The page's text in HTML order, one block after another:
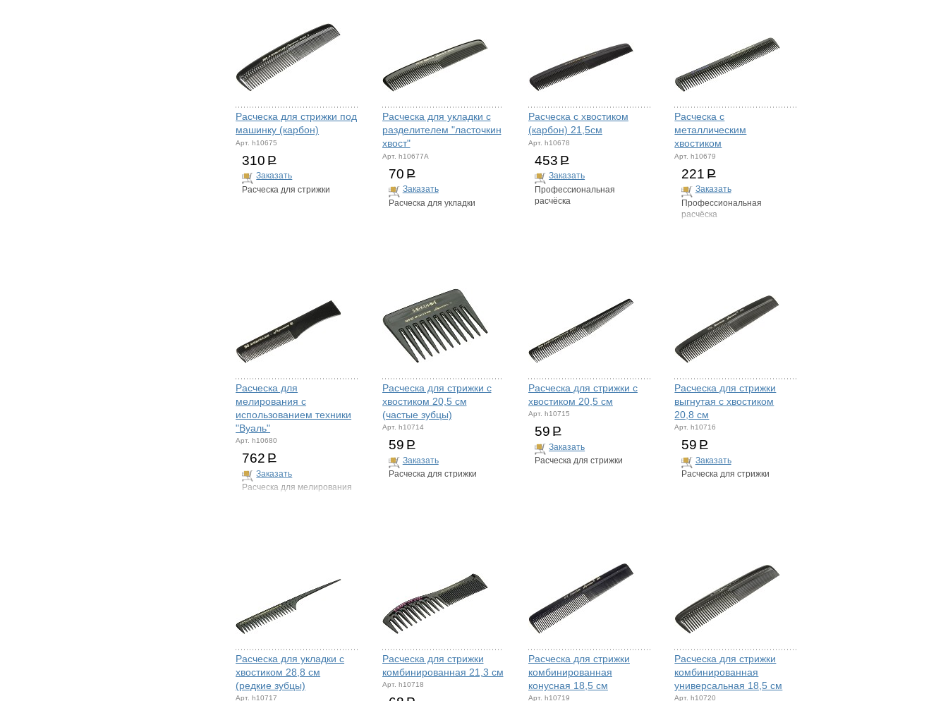
Расческа для стрижки под
машинку (карбон)
Арт. h10675
310 Р
Заказать
Расческа для стрижки
Расческа для укладки с
разделителем "ласточкин
хвост"
Арт. h10677A
70 Р
Заказать
Расческа для укладки
Расческа с хвостиком
(карбон) 21,5см
Арт. h10678
453 Р
Заказать
Профессиональная
расчёска
Расческа с
металлическим
хвостиком
Арт. h10679
221 Р
Заказать
Профессиональная
расчёска
Расческа для
мелирования с
использованием техники
"Вуаль"
Арт. h10680
762 Р
Заказать
Расческа для мелирования
Расческа для стрижки с
хвостиком 20,5 см
(частые зубцы)
Арт. h10714
59 Р
Заказать
Расческа для стрижки
Расческа для стрижки с
хвостиком 20,5 см
Арт. h10715
59 Р
Заказать
Расческа для стрижки
Расческа для стрижки
выгнутая с хвостиком
20,8 см
Арт. h10716
59 Р
Заказать
Расческа для стрижки
Расческа для укладки с
хвостиком 28,8 см
(редкие зубцы)
Арт. h10717
Расческа для стрижки
комбинированная 21,3 см
Арт. h10718
Расческа для стрижки
комбинированная
конусная 18,5 см
Арт. h10719
Расческа для стрижки
комбинированная
универсальная 18,5 см
Арт. h10720